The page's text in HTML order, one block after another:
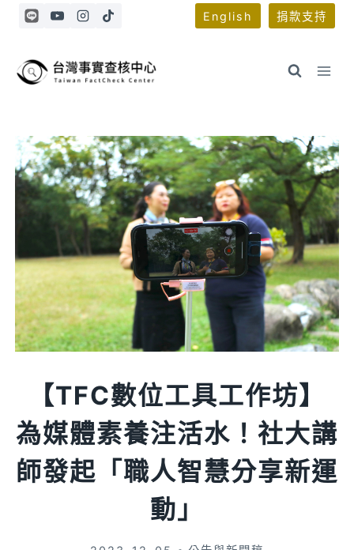
Skip
English 捐款支持
【TFC數位工具工作坊】
為媒體素養注活水！社大講
師發起「職人智慧分享新運
動」